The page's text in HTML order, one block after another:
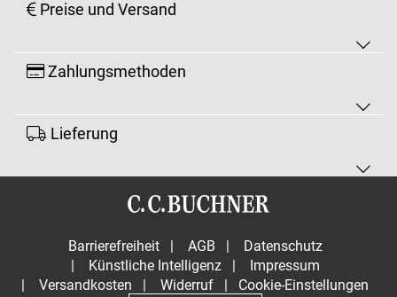
Preise und Versand
Zahlungsmethoden
Lieferung
Barrierefreiheit | AGB |
Datenschutz
|
Künstliche Intelligenz |
Impressum
|
Versandkosten | Widerruf |
Cookie-Einstellungen